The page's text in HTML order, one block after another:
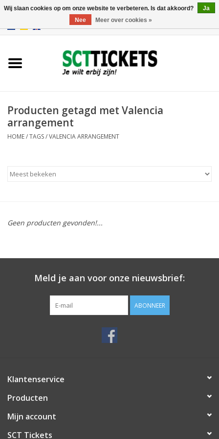
Producten getagd met Valencia
arrangement
HOME/TAGS/VALENCIA ARRANGEMENT
Geen producten gevonden!...
Meld je aan voor onze nieuwsbrief:
ABONNEER
Klantenservice
Producten
Mijn account
SCT Tickets
Wij slaan cookies op om onze website te verbeteren. Is dat akkoord?
Ja
Nee
Meer over cookies »